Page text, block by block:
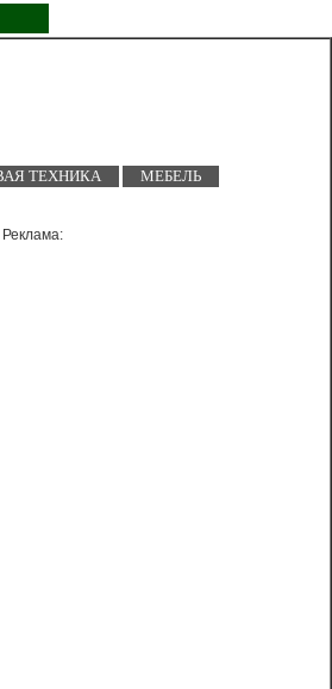
ТЕХНИКА
МЕБЕЛЬ
Реклама: